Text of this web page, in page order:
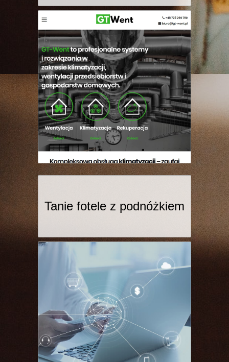
Tanie fotele z podnóżkiem